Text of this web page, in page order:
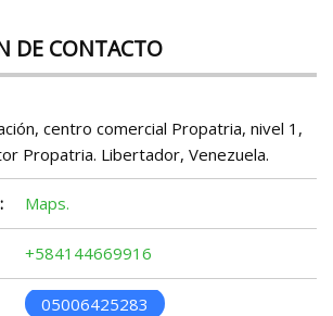
DE CONTACTO
centro comercial Propatria, nivel 1,
Propatria. Libertador, Venezuela.
Maps.
+584144669916
05006425283